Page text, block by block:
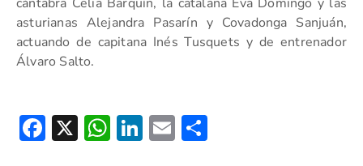
asturianas Alejandra Pasarín y Covadonga Sanjuán,
actuando de capitana Inés Tusquets y de entrenador
Álvaro Salto.
Facebook
X WhatsApp
LinkedIn
Email